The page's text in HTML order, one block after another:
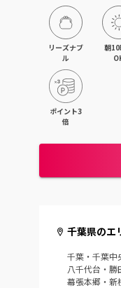
茂原・
稲毛・
リーズナブ
ル
朝10
ポイント3
倍
千葉県のエ
千葉・千葉中
八千代台・勝
幕張本郷・新